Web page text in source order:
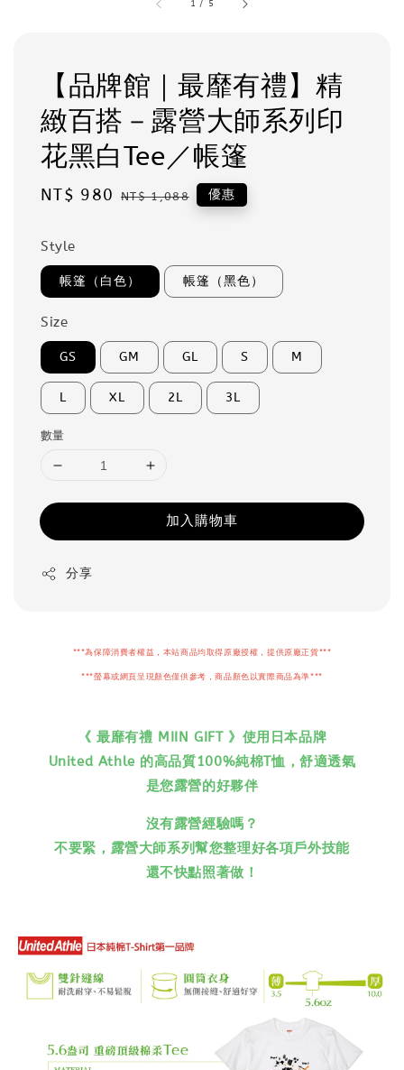
1 / 5
【品牌館｜最靡有禮】精
緻百搭－露營大師系列印
花黑白Tee／帳篷
Sale
NT$ 980 Regular
NT$ 1,088 優惠
Style
帳篷（白色） 帳篷（黑色）
Size
GS GM GL S M
L XL 2L 3L
數量
加入購物車
分享
***為保障消費者權益，本站商品均取得原廠授權，提供原廠正貨***
***螢幕或網頁呈現顏色僅供參考，商品顏色以實際商品為準***
《 最靡有禮 MIIN GIFT 》使用日本品牌
United Athle 的高品質100%純棉T恤，舒適透氣
是您露營的好夥伴
沒有露營經驗嗎？
不要緊，露營大師系列幫您整理好各項戶外技能
還不快點照著做！